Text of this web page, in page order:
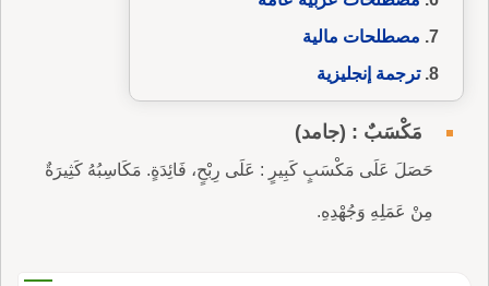
مصطلحات مالية
ترجمة إنجليزية
مَكْسَبٌ : (جامد)
حَصَلَ عَلَى مَكْسَبٍ كَبِيرٍ : عَلَى رِبْحٍ، فَائِدَةٍ. مَكَاسِبُهُ كَثِيرَةٌ
مِنْ عَمَلِهِ وَجُهْدِهِ.